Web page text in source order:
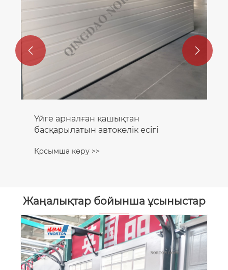
Үйге арналған қашықтан
басқарылатын автокөлік есігі
Қосымша көру >>
 
Жаңалықтар бойынша ұсыныстар